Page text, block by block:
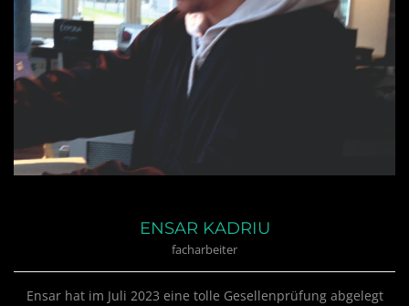
ENSAR KADRIU
facharbeiter
Ensar hat im Juli 2023 eine tolle Gesellenprüfung abgelegt